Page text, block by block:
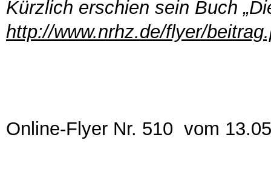
Kürzlich erschien sein Buch
http://www.nrhz.de/flyer/
Online-Flyer Nr. 510 vom